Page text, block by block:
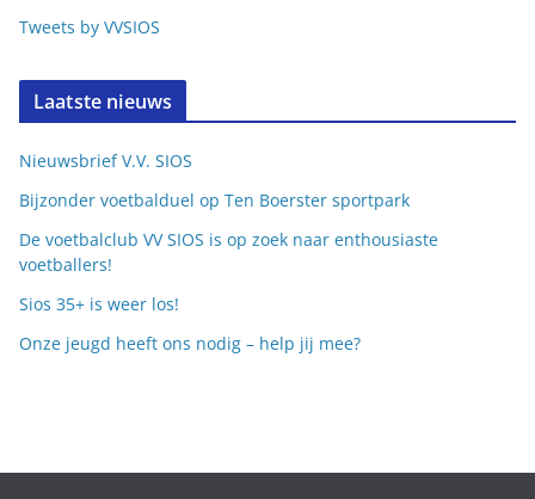
Tweets by VVSIOS
Laatste nieuws
Nieuwsbrief V.V. SIOS
Bijzonder voetbalduel op Ten Boerster sportpark
De voetbalclub VV SIOS is op zoek naar enthousiaste
voetballers!
Sios 35+ is weer los!
Onze jeugd heeft ons nodig – help jij mee?